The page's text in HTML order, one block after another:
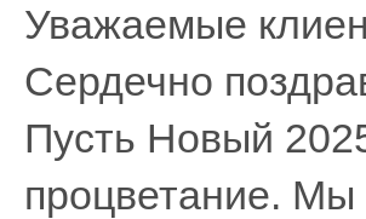
Уважаемые
Сердечно
Пусть Новый
процветание. Мы